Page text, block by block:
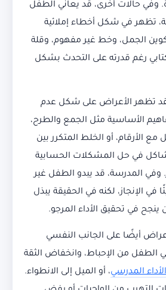
وفي حالات أخرى، قد يعاني الطفل
تظهر في شكل أخطاء إملائية
الجمل، وخط غير مفهوم، وقلة
رغم قدرته على التحدث بشكل
تظهر الأعراض على شكل عدم
الأساسية مثل الجمع والطرح،
الأرقام، أو الخلط المتكرر بين
في حل المشكلات الحسابية
المدرسة، قد يبدو الطفل غير
في الإنجاز، لكنه في الحقيقة يبذل
في تحقيق الأداء المرجو.
أيضًا على الجانب النفسي
الطفل من الإحباط، وانخفاض الثقة
المدرسي، أو الميل إلى الانطواء.